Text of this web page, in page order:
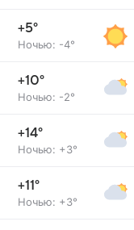
+5°
Ночью: -4°
+10°
Ночью: -2°
+14°
Ночью: +3°
+11°
Ночью: +3°